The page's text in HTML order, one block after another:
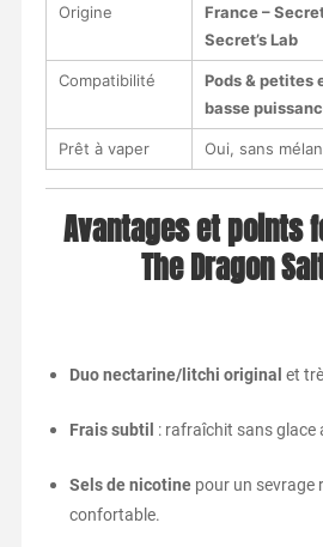
Origine
France –
Secret’s Lab
Compatibilité
Pods & petites
basse
Prêt à vaper Oui, sans
Avantages et points
The Dragon
Duo nectarine/litchi original et
Frais subtil : rafraîchit sans glace
Sels de nicotinepour un sevrage
confortable.